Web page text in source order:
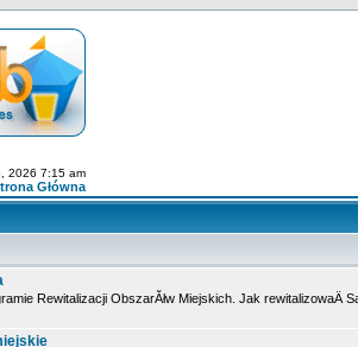
2026 7:15 am
Główna
Rewitalizacji ObszarĂłw Miejskich. Jak rewitalizowaÄ